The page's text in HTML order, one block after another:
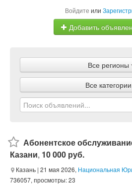
Войдите или
Добавить
Объявления
Магазины
Услуги
Все регионы
Все категории
Абонентское
Казани, 10 000 руб.
Казань | 21 мая 2026, Национальная
736057, просмотры: 23